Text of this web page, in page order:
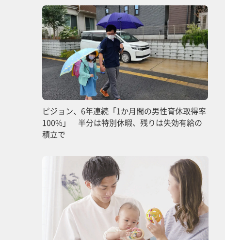
ピジョン、6年連続「1か月間の男性育休取得率
100%」 半分は特別休暇、残りは失効有給の
積立で